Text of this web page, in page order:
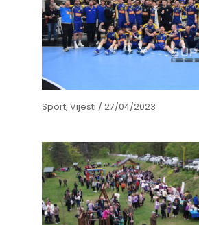
Sport,Vijesti /27/04/2023